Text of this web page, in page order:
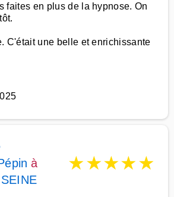
faites en plus de la hypnose. On
C'était une belle et enrichissante
à
★★★★★